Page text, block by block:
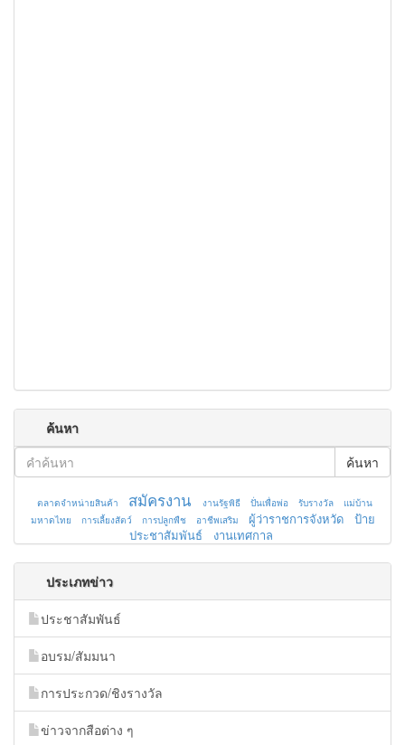
ค้นหา
ค้นหา
ตลาดจำหน่ายสินค้า สมัครงาน งานรัฐพิธี ปั่นเพื่อพ่อ รับรางวัล
แม่บ้าน
มหาดไทย
การเลี้ยงสัตว์ การปลูกพืช อาชีพเสริม ผู้ว่าราชการจังหวัด
ป้าย
ประชาสัมพันธ์
งานเทศกาล
ประเภทข่าว
ประชาสัมพันธ์
อบรม/สัมมนา
การประกวด/ชิงรางวัล
ข่าวจากสือต่าง ๆ